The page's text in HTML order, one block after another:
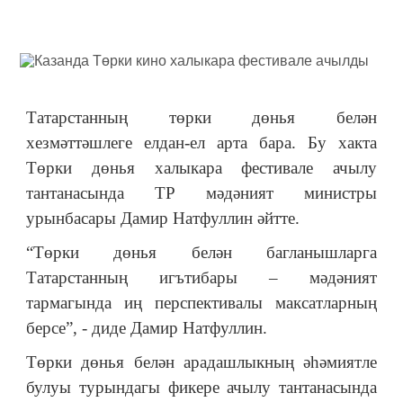
Татарстанның төрки дөнья белән
хезмәттәшлеге елдан-ел арта бара. Бу хакта
Төрки дөнья халыкара фестивале ачылу
тантанасында ТР мәдәният министры
урынбасары Дамир Натфуллин әйтте.
“Төрки дөнья белән багланышларга
Татарстанның игътибары – мәдәният
тармагында иң перспективалы максатларның
берсе”, - диде Дамир Натфуллин.
Төрки дөнья белән арадашлыкның әһәмиятле
булуы турындагы фикере ачылу тантанасында